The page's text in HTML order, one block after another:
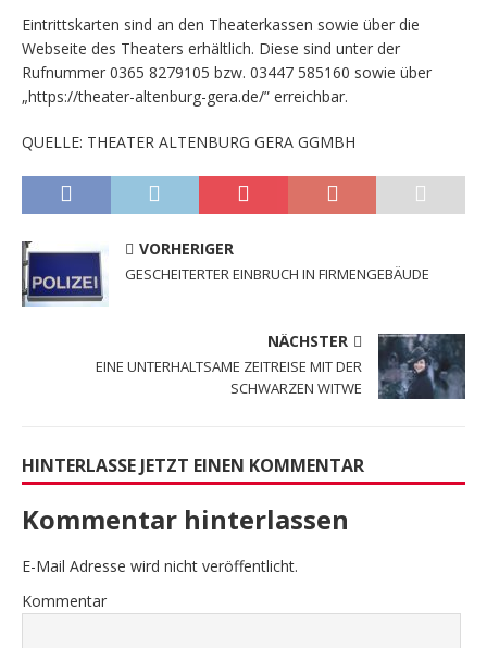
Eintrittskarten sind an den Theaterkassen sowie über die
Webseite des Theaters erhältlich. Diese sind unter der
Rufnummer 0365 8279105 bzw. 03447 585160 sowie über
„https://theater-altenburg-gera.de/” erreichbar.
QUELLE: THEATER ALTENBURG GERA GGMBH
VORHERIGER
GESCHEITERTER EINBRUCH IN FIRMENGEBÄUDE
NÄCHSTER
EINE UNTERHALTSAME ZEITREISE MIT DER
SCHWARZEN WITWE
HINTERLASSE JETZT EINEN KOMMENTAR
Kommentar hinterlassen
E-Mail Adresse wird nicht veröffentlicht.
Kommentar